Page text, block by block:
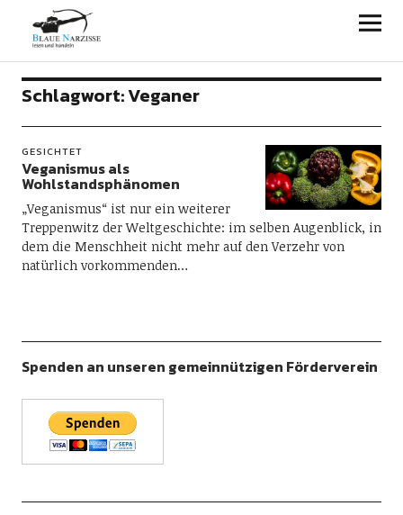
Blaue Narzisse
Schlagwort:Veganer
GESICHTET
Veganismus als
Wohlstandsphänomen
„Veganismus“ ist nur ein weiterer
Treppenwitz der Weltgeschichte: im selben Augenblick, in
dem die Menschheit nicht mehr auf den Verzehr von
natürlich vorkommenden…
Spenden an unseren gemeinnützigen Förderverein